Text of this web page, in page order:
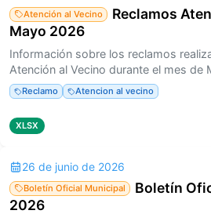
Atención al Vecino
Reclamos
Mayo 2026
Información sobre los reclamos
Atención al Vecino durante el mes de
Reclamo Atencion al vecino
XLSX
26 de junio de 2026
Boletín Oficial Municipal
Boletín
2026